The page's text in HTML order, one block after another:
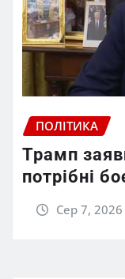
ПОЛІТИКА
Трамп
потрібні
Сер 7, 2026